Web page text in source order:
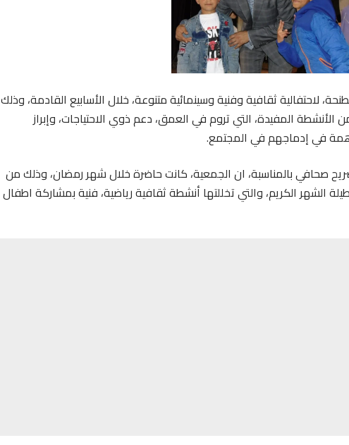
لاحتفالية ثقافية وفنية وسينمائية متنوعة، خلال الأسابيع القادمة، وذلك
الأنشطة المفيدة، التي تروم في العمق، دعم ذوي الاحتياجات، وإبراز
في إدماجهم في المجتمع.
صحافي بالمناسبة، ان الجمعية، كانت حاضرة خلال شهر رمضان، وذلك من
الشهر الكريم، والتي تخللتها أنشطة ثقافية رياضية، فنية بمشاركة اطفال